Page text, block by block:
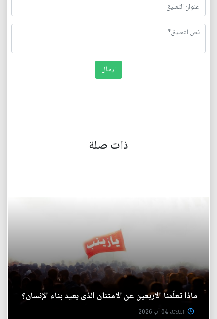
ذات صلة
ماذا تعلّمنا الأربعين عن الامتنان الذي يعيد بناء الإنسان؟
الثلاثاء 04 آب 2026